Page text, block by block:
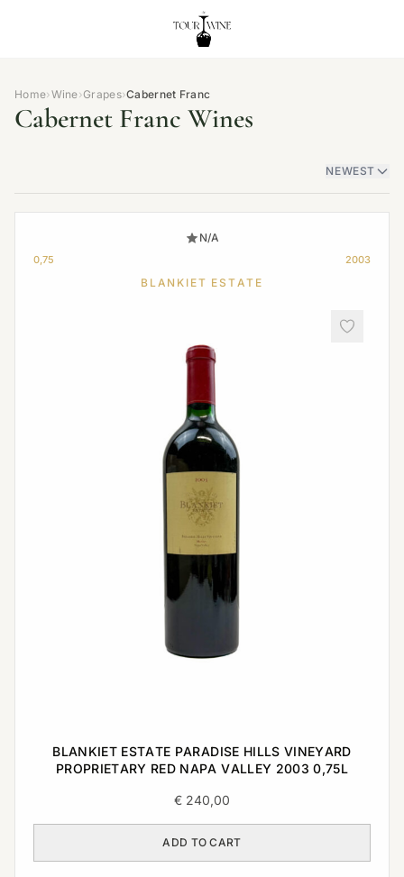
Home›Wine›Grapes›Cabernet Franc
Cabernet Franc Wines
NEWEST
N/A
0,75 2003
BLANKIET ESTATE
BLANKIET ESTATE PARADISE HILLS VINEYARD
PROPRIETARY RED NAPA VALLEY 2003 0,75L
€ 240,00
ADD TO CART